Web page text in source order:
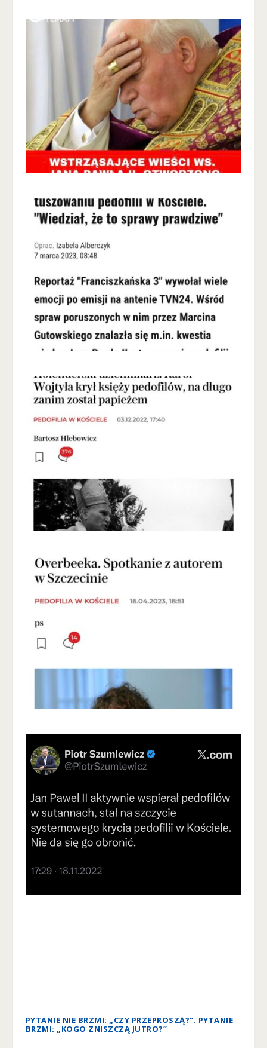
PYTANIE NIE BRZMI: „CZY PRZEPROSZĄ?”. PYTANIE
BRZMI: „KOGO ZNISZCZĄ JUTRO?”